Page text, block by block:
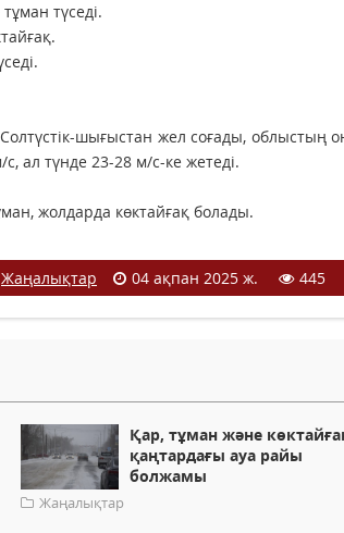
түседі.
шығыстан жел соғады, облыстың
ал түнде 23-28 м/с-ке жетеді.
жолдарда көктайғақ болады.
Жаңалықтар
04 ақпан 2025 ж. 445
Қар, тұман және
қаңтардағы ауа райы
болжамы
Жаңалықтар